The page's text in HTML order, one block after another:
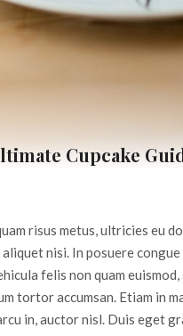
Cupcake
risus metus, ultricies eu
nisi. In posuere congue
felis non quam
tortor accumsan. Etiam in
in, auctor nisl. Duis eget